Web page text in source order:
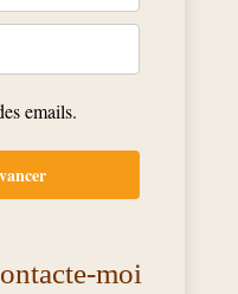
emails.
moi